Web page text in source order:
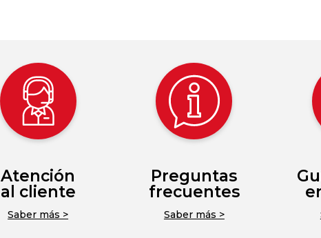
Atención
al cliente
Saber más >
Preguntas
frecuentes
Saber más >